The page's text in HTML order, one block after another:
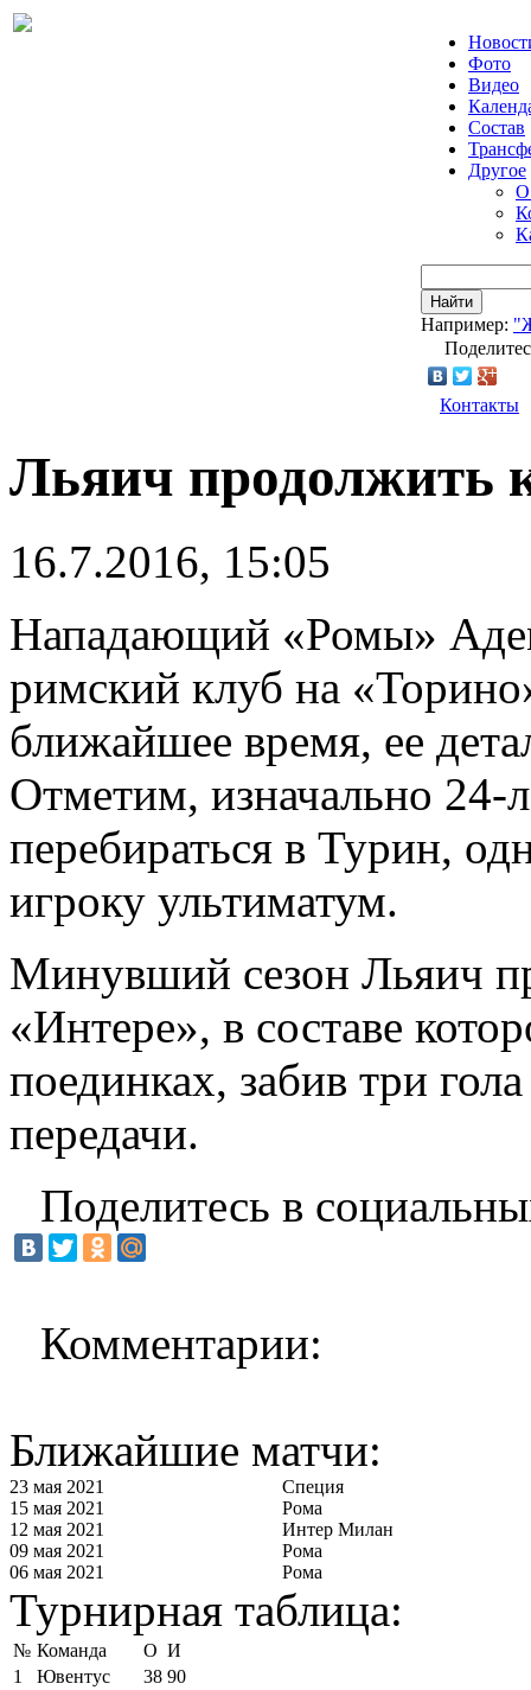
Фото
Видео
Состав
Другое
О
Найти
Например:
Контакты
Льяич продолжить
16.7.2016, 15:05
Нападающий «Ромы»
римский клуб на
ближайшее время, ее
Отметим, изначально 24-
перебираться в Турин,
игроку ультиматум.
Минувший сезон Льяич
«Интере», в составе
поединках, забив три
передачи.
Поделитесь в
Комментарии:
Ближайшие матчи:
23 мая 2021
Специя
15 мая 2021
Рома
12 мая 2021
Интер Милан
09 мая 2021
Рома
06 мая 2021
Рома
Турнирная таблица:
№ Команда О И
1
Ювентус 38 90